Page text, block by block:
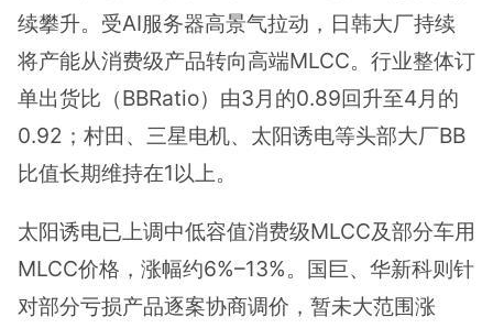
续攀升。受AI服务器高景气拉动，日韩大厂持续
将产能从消费级产品转向高端MLCC。行业整体订
单出货比（BBRatio）由3月的0.89回升至4月的
0.92；村田、三星电机、太阳诱电等头部大厂BB
比值长期维持在1以上。
太阳诱电已上调中低容值消费级MLCC及部分车用
MLCC价格，涨幅约6%–13%。国巨、华新科则针
对部分亏损产品逐案协商调价，暂未大范围涨